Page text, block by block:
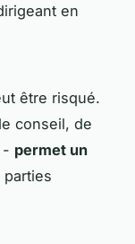
en
être risqué.
conseil, de
- permet un